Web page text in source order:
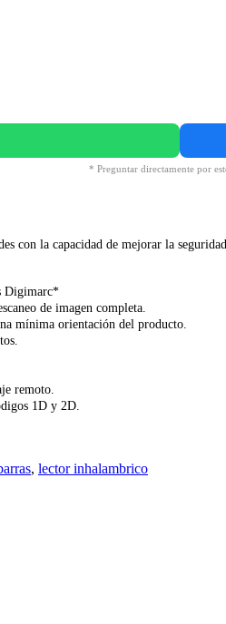
* Preguntar directamente por
con la capacidad de mejorar la
Digimarc*
de imagen completa.
mínima orientación del producto.
remoto.
1D y 2D.
, lector inhalambrico